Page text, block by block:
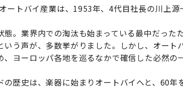
ートバイ産業は、1953年、4代目社長の川上源
態。業界内での淘汰も始まっている最中だった
う声が、多数挙がりました。しかし、オート
ヨーロッパ各地を巡るなかで確信した必然の
歴史は、楽器に始まりオートバイへと、60年